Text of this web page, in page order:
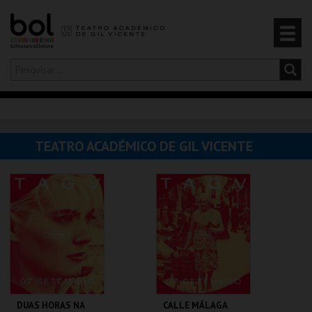
Olá,iniciar sessão
CARRINHO
EVENTOS
CARTÕES
PRODUTOS
TEATRO ACADÉMICO DE GIL VICENTE
DUAS HORAS NA
CALLE MÁLAGA